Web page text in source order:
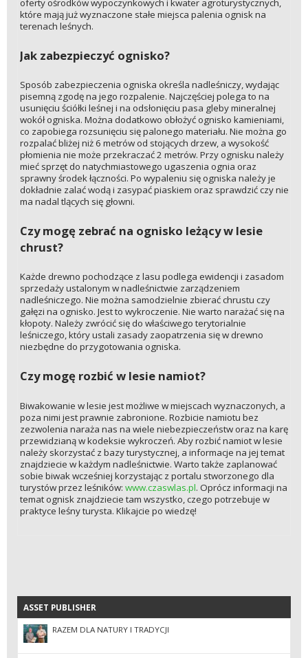
oferty ośrodków wypoczynkowych i kwater agroturystycznych,
które mają już wyznaczone stałe miejsca palenia ognisk na
terenach leśnych.
Jak zabezpieczyć ognisko?
Sposób zabezpieczenia ogniska określa nadleśniczy, wydając
pisemną zgodę na jego rozpalenie. Najczęściej polega to na
usunięciu ściółki leśnej i na odsłonięciu pasa gleby mineralnej
wokół ogniska. Można dodatkowo obłożyć ognisko kamieniami,
co zapobiega rozsunięciu się palonego materiału. Nie można go
rozpalać bliżej niż 6 metrów od stojących drzew, a wysokość
płomienia nie może przekraczać 2 metrów. Przy ognisku należy
mieć sprzęt do natychmiastowego ugaszenia ognia oraz
sprawny środek łączności. Po wypaleniu się ogniska należy je
dokładnie zalać wodą i zasypać piaskiem oraz sprawdzić czy nie
ma nadal tlących się głowni.
Czy mogę zebrać na ognisko leżący w lesie
chrust?
Każde drewno pochodzące z lasu podlega ewidencji i zasadom
sprzedaży ustalonym w nadleśnictwie zarządzeniem
nadleśniczego. Nie można samodzielnie zbierać chrustu czy
gałęzi na ognisko. Jest to wykroczenie. Nie warto narażać się na
kłopoty. Należy zwrócić się do właściwego terytorialnie
leśniczego, który ustali zasady zaopatrzenia się w drewno
niezbędne do przygotowania ogniska.
Czy mogę rozbić w lesie namiot?
Biwakowanie w lesie jest możliwe w miejscach wyznaczonych, a
poza nimi jest prawnie zabronione. Rozbicie namiotu bez
zezwolenia naraża nas na wiele niebezpieczeństw oraz na karę
przewidzianą w kodeksie wykroczeń. Aby rozbić namiot w lesie
należy skorzystać z bazy turystycznej, a informacje na jej temat
znajdziecie w każdym nadleśnictwie. Warto także zaplanować
sobie biwak wcześniej korzystając z portalu stworzonego dla
turystów przez leśników: www.czaswlas.pl. Oprócz informacji na
temat ognisk znajdziecie tam wszystko, czego potrzebuje w
praktyce leśny turysta. Klikajcie po wiedzę!
ASSET PUBLISHER
ASSET PUBLISHER
RAZEM DLA NATURY I TRADYCJI